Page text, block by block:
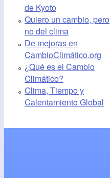
de Kyoto
Quiero un cambio, pero
no del clima
De mejoras en
CambioClimático.org
¿Qué es el Cambio
Climático?
Clima, Tiempo y
Calentamiento Global